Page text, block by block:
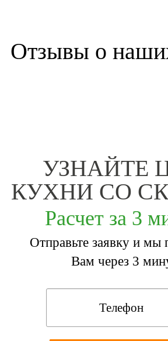
Отзывы о
УЗНАЙТЕ
КУХНИ СО
Расчет за 3
Отправьте заявку и мы
Вам через 3